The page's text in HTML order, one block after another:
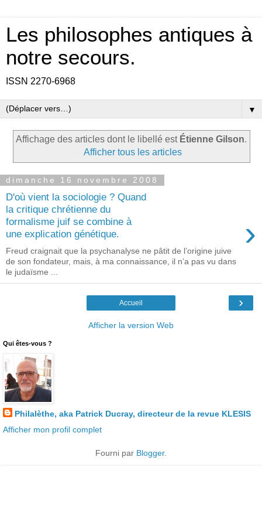
Les philosophes antiques à
notre secours.
ISSN 2270-6968
▼
Affichage des articles dont le libellé est Étienne Gilson.
Afficher tous les articles
dimanche 16 novembre 2008
D'où vient la sociologie ? Quand
la critique chrétienne du
formalisme juif se combine à
une explication génétique.
›
Freud craignait que la psychanalyse ne pâtit de l’origine juive
de son fondateur, mais, à ma connaissance, il n’a pas vu dans
le judaïsme ...
›
Accueil
Afficher la version Web
Qui êtes-vous ?
Philalèthe, aka Patrick Ducray, directeur de la revue KLESIS
Afficher mon profil complet
Fourni par Blogger.